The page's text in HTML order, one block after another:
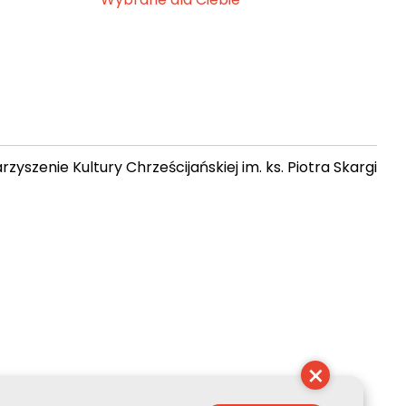
Kultury Chrześcijańskiej im. ks. Piotra Skargi
×